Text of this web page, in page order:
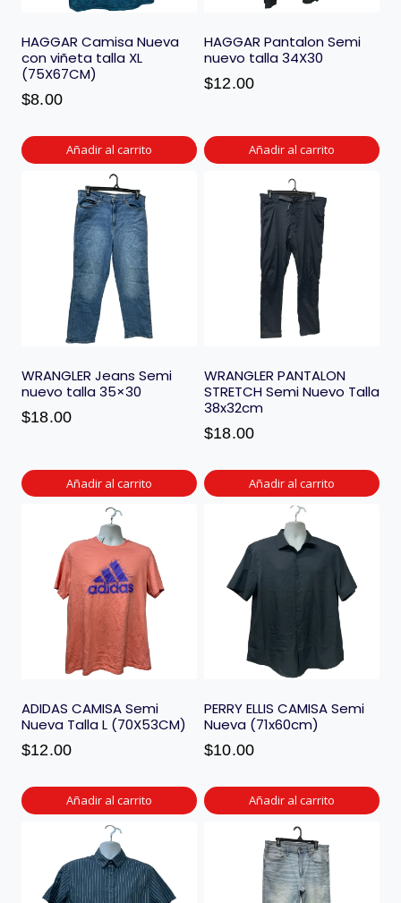
HAGGAR Camisa Nueva
con viñeta talla XL
(75X67CM)
$8.00
Añadir al carrito
HAGGAR Pantalon Semi
nuevo talla 34X30
$12.00
Añadir al carrito
WRANGLER Jeans Semi
nuevo talla 35×30
$18.00
Añadir al carrito
WRANGLER PANTALON
STRETCH Semi Nuevo Talla
38x32cm
$18.00
Añadir al carrito
ADIDAS CAMISA Semi
Nueva Talla L (70X53CM)
$12.00
Añadir al carrito
PERRY ELLIS CAMISA Semi
Nueva (71x60cm)
$10.00
Añadir al carrito